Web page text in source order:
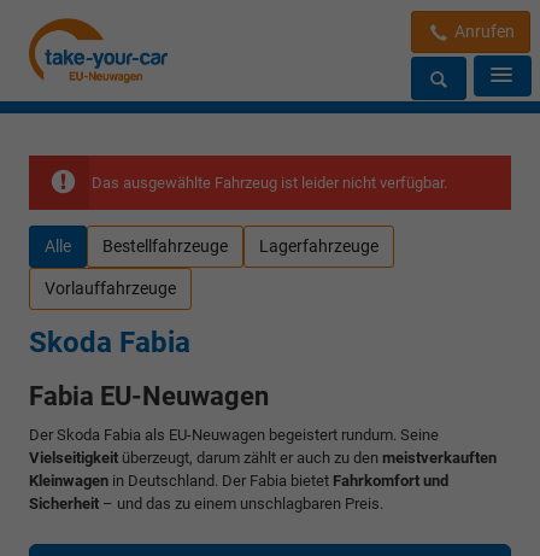
Anrufen
Das ausgewählte Fahrzeug ist leider nicht verfügbar.
Alle Bestellfahrzeuge Lagerfahrzeuge
Vorlauffahrzeuge
Skoda Fabia
Fabia EU-Neuwagen
Der Skoda Fabia als EU-Neuwagen begeistert rundum. Seine
Vielseitigkeit überzeugt, darum zählt er auch zu den meistverkauften
Kleinwagen in Deutschland. Der Fabia bietet Fahrkomfort und
Sicherheit – und das zu einem unschlagbaren Preis.